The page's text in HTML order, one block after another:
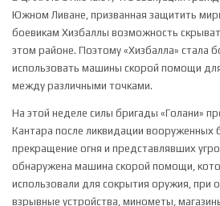
Южном Ливане, призванная защитить
боевикам Хизбаллы возможность
этом районе. Поэтому «Хизбалла» стала
использовать машины скорой помощи
между различными точками.
На этой неделе силы бригады «Голани»
Кантара после ликвидации вооруженных
прекращение огня и представлявших
обнаружена машина скорой помощи,
использовали для сокрытия оружия, при
взрывные устройства, минометы,